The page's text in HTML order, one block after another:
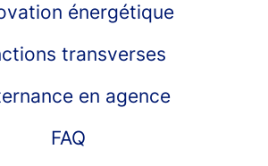
énergétique
transverses
en agence
FAQ